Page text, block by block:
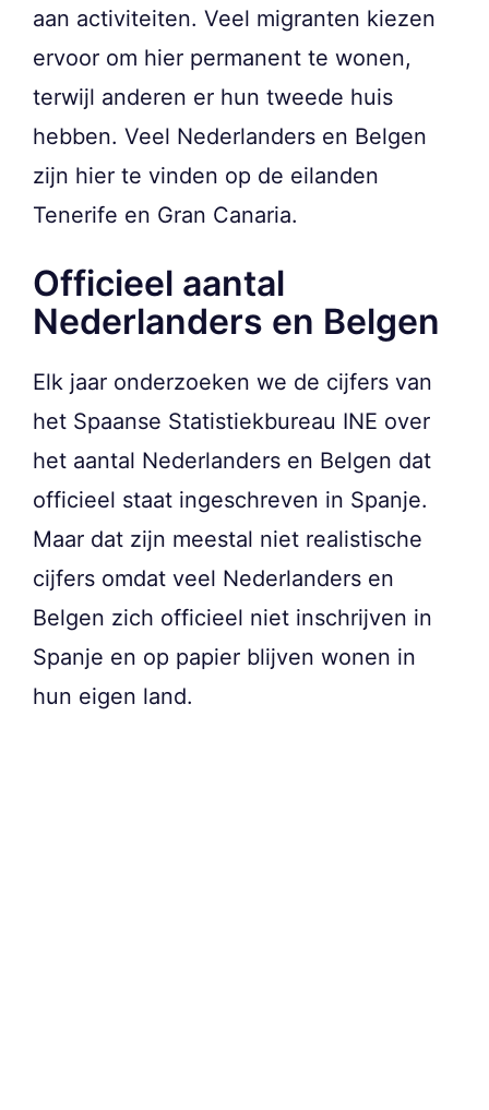
aan activiteiten. Veel migranten kiezen
ervoor om hier permanent te wonen,
terwijl anderen er hun tweede huis
hebben. Veel Nederlanders en Belgen
zijn hier te vinden op de eilanden
Tenerife en Gran Canaria.
Officieel aantal
Nederlanders en Belgen
Elk jaar onderzoeken we de cijfers van
het Spaanse Statistiekbureau INE over
het aantal Nederlanders en Belgen dat
officieel staat ingeschreven in Spanje.
Maar dat zijn meestal niet realistische
cijfers omdat veel Nederlanders en
Belgen zich officieel niet inschrijven in
Spanje en op papier blijven wonen in
hun eigen land.